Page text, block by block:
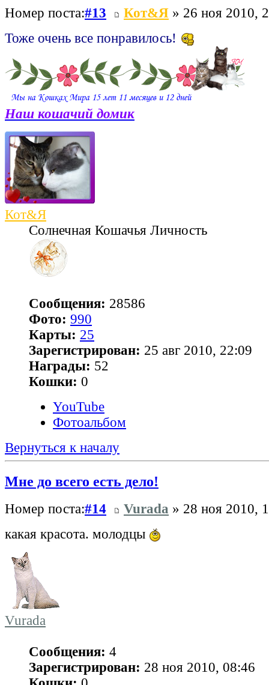
Номер поста:#13 Кот&Я » 26 ноя 2010,
Тоже очень все понравилось!
Наш кошачий домик
Кот&Я
Солнечная Кошачья Личность
Сообщения: 28586
Фото: 990
Карты: 25
Зарегистрирован: 25 авг 2010, 22:09
Награды: 52
Кошки: 0
YouTube
Фотоальбом
Вернуться к началу
Мне до всего есть дело!
Номер поста:#14 Vurada » 28 ноя 2010,
какая красота. молодцы
Vurada
Сообщения: 4
Зарегистрирован: 28 ноя 2010, 08:46